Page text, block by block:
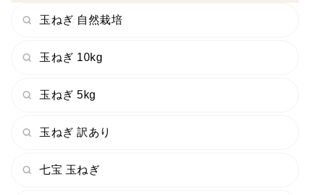
----------------------------------------
【玉ねぎ】
サイズとなります。
す！
直播玉ねぎは、畑にタネを直接蒔くので、苗作りをしま
玉ねぎ 自然栽培
玉ねぎ 10kg
玉ねぎ 5kg
玉ねぎ 訳あり
七宝 玉ねぎ